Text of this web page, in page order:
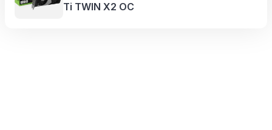
Ti TWIN X2 OC